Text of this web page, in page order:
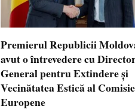
Premierul Republicii
avut o întrevedere cu
General pentru Extindere și
Vecinătatea Estică al
Europene